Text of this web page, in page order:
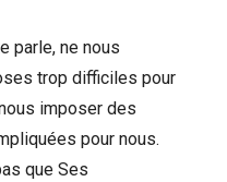
parle, ne nous
trop difficiles pour
imposer des
pour nous.
que Ses